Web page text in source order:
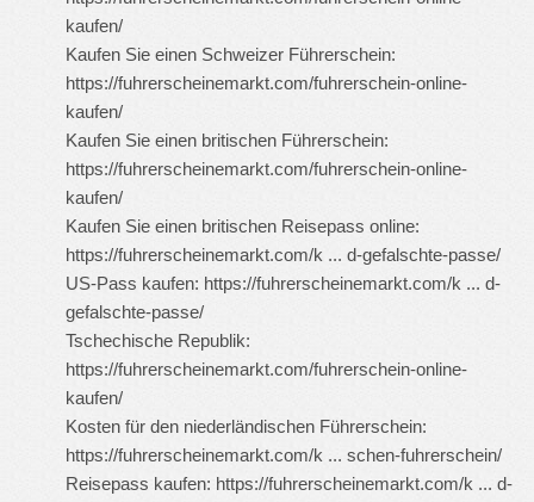
kaufen/
Kaufen Sie einen Schweizer Führerschein:
https://fuhrerscheinemarkt.com/fuhrerschein-online-
kaufen/
Kaufen Sie einen britischen Führerschein:
https://fuhrerscheinemarkt.com/fuhrerschein-online-
kaufen/
Kaufen Sie einen britischen Reisepass online:
https://fuhrerscheinemarkt.com/k ... d-gefalschte-passe/
US-Pass kaufen: https://fuhrerscheinemarkt.com/k ... d-
gefalschte-passe/
Tschechische Republik:
https://fuhrerscheinemarkt.com/fuhrerschein-online-
kaufen/
Kosten für den niederländischen Führerschein:
https://fuhrerscheinemarkt.com/k ... schen-fuhrerschein/
Reisepass kaufen: https://fuhrerscheinemarkt.com/k ... d-